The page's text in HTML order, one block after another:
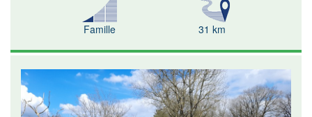
Famille 31 km